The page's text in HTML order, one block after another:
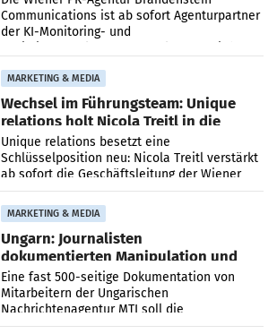
Communications ist ab sofort Agenturpartner
der KI-Monitoring- und
MARKETING & MEDIA
Wechsel im Führungsteam: Unique
relations holt Nicola Treitl in die
Geschäftsleitung
Unique relations besetzt eine
Schlüsselposition neu: Nicola Treitl verstärkt
ab sofort die Geschäftsleitung der Wiener
PR-Agentur an der Seite von Josef Kalina und
Anna Kalina-Mahr.
MARKETING & MEDIA
Ungarn: Journalisten
dokumentierten Manipulation und
Zensur
Eine fast 500-seitige Dokumentation von
Mitarbeitern der Ungarischen
Nachrichtenagentur MTI soll die
systematische Nachrichten-Manipulation und